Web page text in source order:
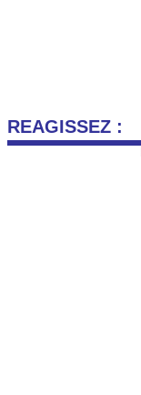
REAGISSEZ :